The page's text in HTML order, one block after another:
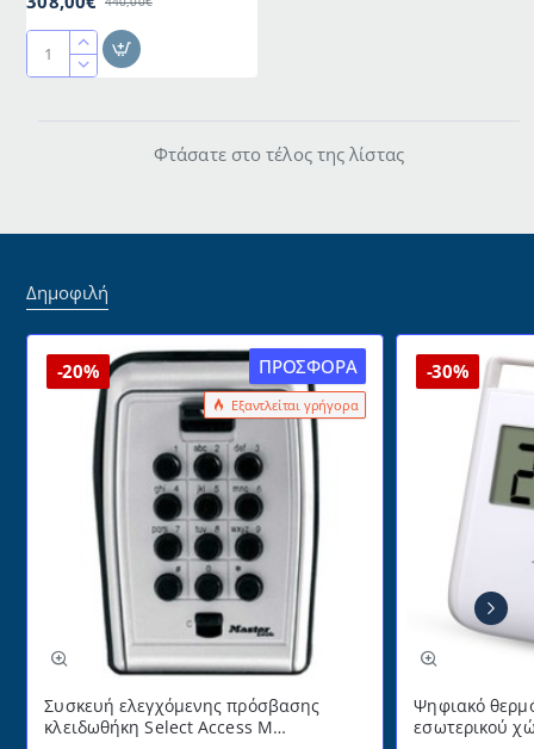
Αυτόνομη
Gce-
2
Ζώνες
Φτάσατε στο τέλος της λίστας
Δημοφιλή
ΠΡΟΣΦΟΡΆ
Εξαντλείται γρήγορα
-20%
Συσκευή ελεγχόμενης πρόσβασης
κλειδωθήκη Select Access Μ
-30%
Ψηφιακό
εσωτερικού